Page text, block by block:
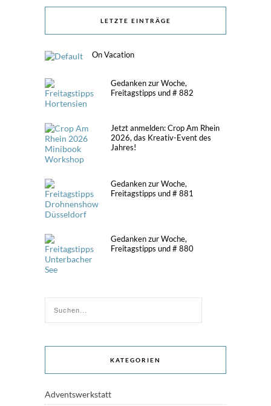
LETZTE EINTRÄGE
On Vacation
Gedanken zur Woche,
Freitagstipps und # 882
Jetzt anmelden: Crop Am Rhein
2026, das Kreativ-Event des
Jahres!
Gedanken zur Woche,
Freitagstipps und # 881
Gedanken zur Woche,
Freitagstipps und # 880
KATEGORIEN
Adventswerkstatt